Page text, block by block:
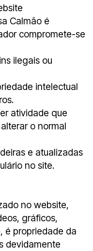
Calmão é
compromete-se
ilegais ou
intelectual
atividade que
o normal
e atualizadas
no site.
no website,
gráficos,
é propriedade da
devidamente